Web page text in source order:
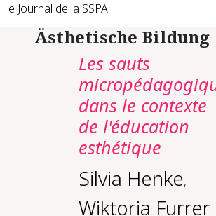
e Journal de la SSPA
Ästhetische Bildung
Les sauts
dans le contexte
de l'éducation
esthétique
Silvia Henke,
Wiktoria Furrer